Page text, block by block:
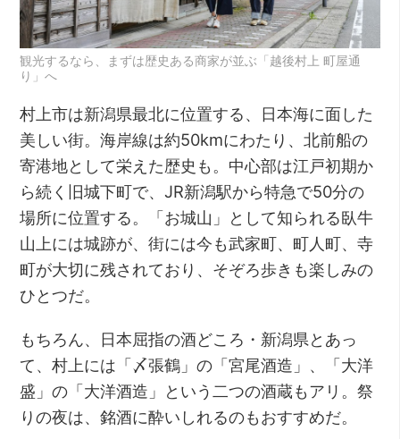
観光するなら、まずは歴史ある商家が並ぶ「越後村上 町屋通
り」へ
村上市は新潟県最北に位置する、日本海に面した
美しい街。海岸線は約50kmにわたり、北前船の
寄港地として栄えた歴史も。中心部は江戸初期か
ら続く旧城下町で、JR新潟駅から特急で50分の
場所に位置する。「お城山」として知られる臥牛
山上には城跡が、街には今も武家町、町人町、寺
町が大切に残されており、そぞろ歩きも楽しみの
ひとつだ。
もちろん、日本屈指の酒どころ・新潟県とあっ
て、村上には「〆張鶴」の「宮尾酒造」、「大洋
盛」の「大洋酒造」という二つの酒蔵もアリ。祭
りの夜は、銘酒に酔いしれるのもおすすめだ。